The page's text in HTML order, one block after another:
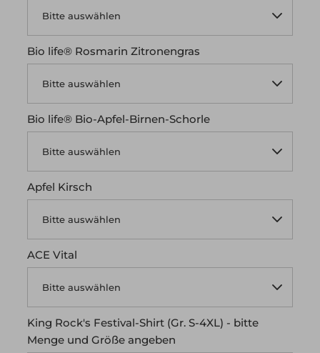
Bio life® Rosmarin Zitronengras
Bio life® Bio-Apfel-Birnen-Schorle
Apfel Kirsch
ACE Vital
King Rock's Festival-Shirt (Gr. S-4XL) - bitte
Menge und Größe angeben